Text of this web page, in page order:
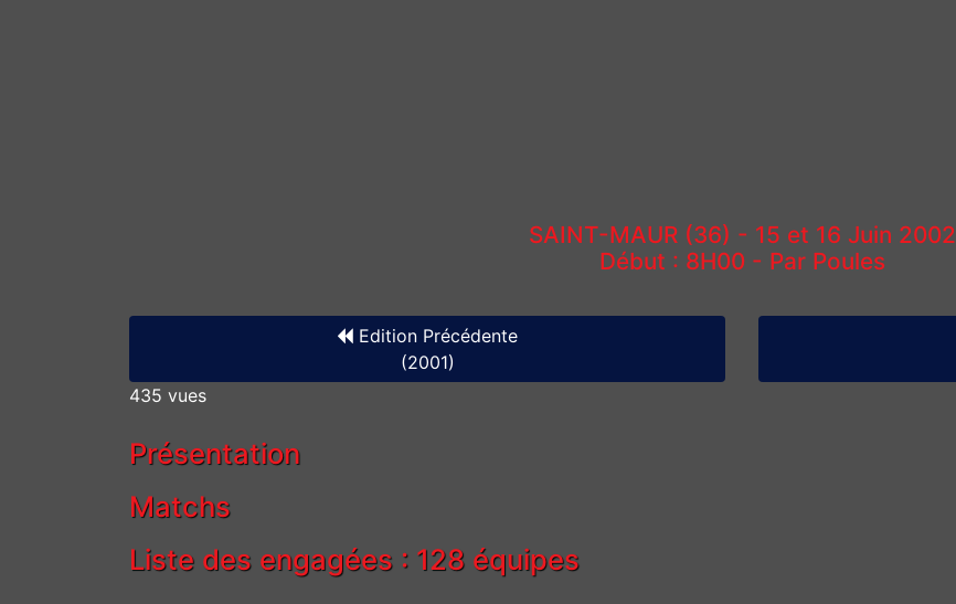
SAINT-MAUR (36) - 15 et 16 Juin 2002
Début : 8H00 - Par Poules
Edition Précédente
(2001)
435 vues
Présentation
Matchs
Liste des engagées : 128 équipes